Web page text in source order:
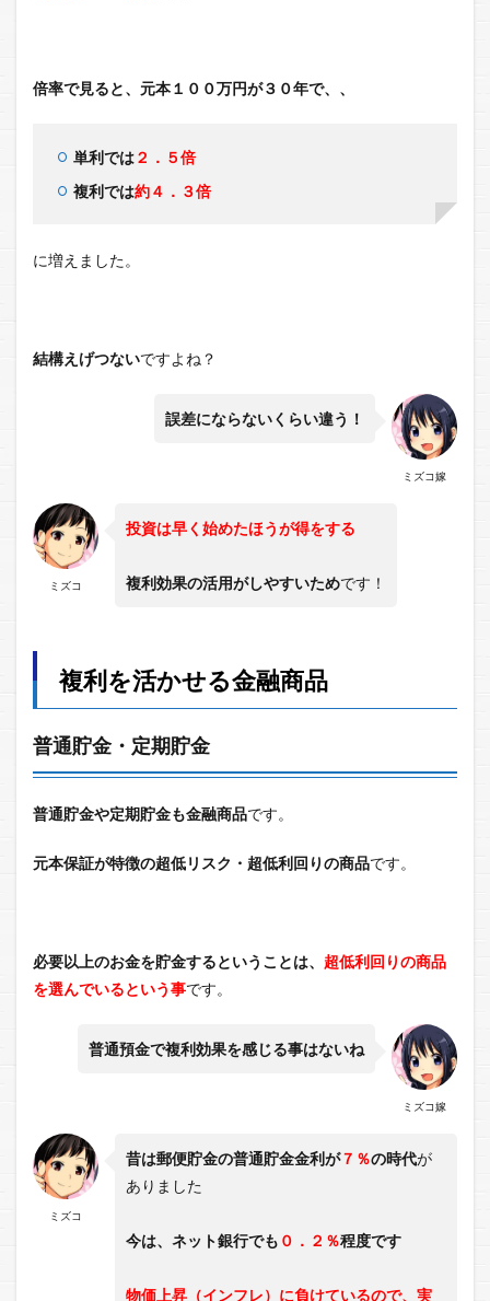
倍率で見ると、元本１００万円が３０年で、、
単利では２．５倍
複利では約４．３倍
に増えました。
結構えげつないですよね？
ミズコ嫁
誤差にならないくらい違う！
ミズコ
投資は早く始めたほうが得をする
複利効果の活用がしやすいためです！
複利を活かせる金融商品
普通貯金・定期貯金
普通貯金や定期貯金も金融商品です。
元本保証が特徴の超低リスク・超低利回りの商品です。
必要以上のお金を貯金するということは、 超低利回りの商品
を選んでいるという事です。
ミズコ嫁
普通預金で複利効果を感じる事はないね
ミズコ
昔は郵便貯金の普通貯金金利が７％の時代が
ありました
今は、ネット銀行でも ０．２％程度です
物価上昇（インフレ）に負けているので、実